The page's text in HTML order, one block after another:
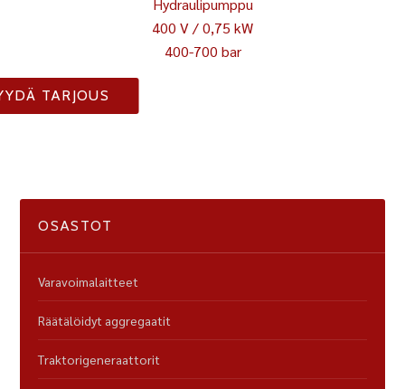
Hydraulipumppu
400 V / 0,75 kW
400-700 bar
TARJOUS
OSASTOT
Varavoimalaitteet
Räätälöidyt aggregaatit
Traktorigeneraattorit